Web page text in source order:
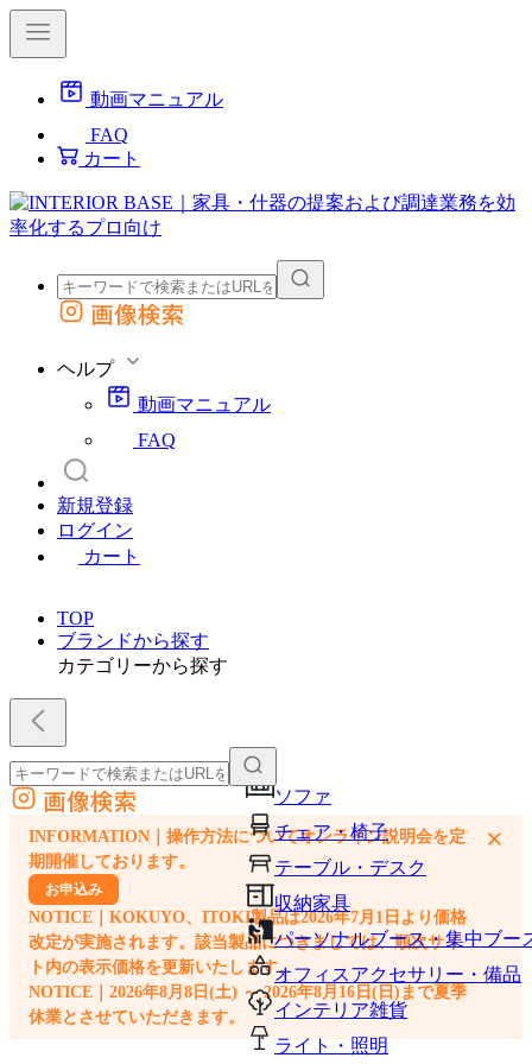
動画マニュアル
FAQ
カート
外部サイトの商品をカートに追加
画像検索
ヘルプ
動画マニュアル
FAQ
新規登録
ログイン
カート
TOP
ブランドから探す
カテゴリーから探す
ソファ
チェア・椅子
テーブル・デスク
収納家具
パーソナルブース・集中ブー
オフィスアクセサリー・備品
インテリア雑貨
ライト・照明
外部サイトの商品をカートに追加
他のサイトで見つけた商品ページのURLを貼り付けて、カートに追加できます
画像検索
INFORMATION｜操作方法についてオンライン説明会を定
期開催しております。
お申込み
NOTICE｜KOKUYO、ITOKI製品は2026年7月1日より価格
改定が実施されます。該当製品につきましては、順次サイ
ト内の表示価格を更新いたします。
NOTICE｜2026年8月8日(土) ～ 2026年8月16日(日)まで夏季
休業とさせていただきます。
×